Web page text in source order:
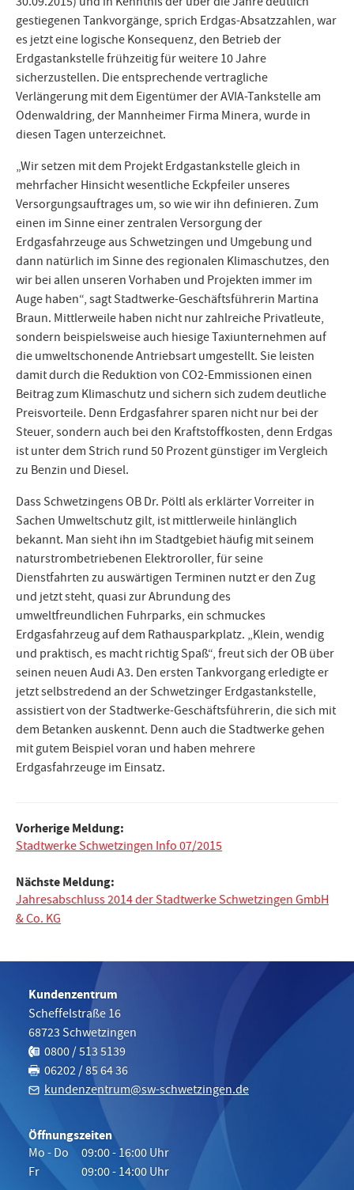
gestiegenen Tankvorgänge, sprich Erdgas-Absatzzahlen, war
es jetzt eine logische Konsequenz, den Betrieb der
Erdgastankstelle frühzeitig für weitere 10 Jahre
sicherzustellen. Die entsprechende vertragliche
Verlängerung mit dem Eigentümer der AVIA-Tankstelle am
Odenwaldring, der Mannheimer Firma Minera, wurde in
diesen Tagen unterzeichnet.
„Wir setzen mit dem Projekt Erdgastankstelle gleich in
mehrfacher Hinsicht wesentliche Eckpfeiler unseres
Versorgungsauftrages um, so wie wir ihn definieren. Zum
einen im Sinne einer zentralen Versorgung der
Erdgasfahrzeuge aus Schwetzingen und Umgebung und
dann natürlich im Sinne des regionalen Klimaschutzes, den
wir bei allen unseren Vorhaben und Projekten immer im
Auge haben“, sagt Stadtwerke-Geschäftsführerin Martina
Braun. Mittlerweile haben nicht nur zahlreiche Privatleute,
sondern beispielsweise auch hiesige Taxiunternehmen auf
die umweltschonende Antriebsart umgestellt. Sie leisten
damit durch die Reduktion von CO2-Emmissionen einen
Beitrag zum Klimaschutz und sichern sich zudem deutliche
Preisvorteile. Denn Erdgasfahrer sparen nicht nur bei der
Steuer, sondern auch bei den Kraftstoffkosten, denn Erdgas
ist unter dem Strich rund 50 Prozent günstiger im Vergleich
zu Benzin und Diesel.
Dass Schwetzingens OB Dr. Pöltl als erklärter Vorreiter in
Sachen Umweltschutz gilt, ist mittlerweile hinlänglich
bekannt. Man sieht ihn im Stadtgebiet häufig mit seinem
naturstrombetriebenen Elektroroller, für seine
Dienstfahrten zu auswärtigen Terminen nutzt er den Zug
und jetzt steht, quasi zur Abrundung des
umweltfreundlichen Fuhrparks, ein schmuckes
Erdgasfahrzeug auf dem Rathausparkplatz. „Klein, wendig
und praktisch, es macht richtig Spaß“, freut sich der OB über
seinen neuen Audi A3. Den ersten Tankvorgang erledigte er
jetzt selbstredend an der Schwetzinger Erdgastankstelle,
assistiert von der Stadtwerke-Geschäftsführerin, die sich mit
dem Betanken auskennt. Denn auch die Stadtwerke gehen
mit gutem Beispiel voran und haben mehrere
Erdgasfahrzeuge im Einsatz.
Beitragsnavigation
Vorherige Meldung:
Stadtwerke Schwetzingen Info 07/2015
Nächste Meldung:
Jahresabschluss 2014 der Stadtwerke Schwetzingen GmbH
& Co. KG
Kundenzentrum
Scheffelstraße 16
68723Schwetzingen
Telefon:
0800 / 513 5139
Fax:06202 / 85 64 36
kundenzentrum@sw-schwetzingen.de
Öffnungszeiten
Mo - Do
09:00 - 16:00 Uhr
Fr
09:00 - 14:00 Uhr